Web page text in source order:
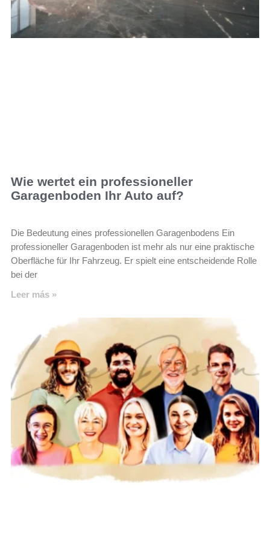
Wie wertet ein professioneller
Garagenboden Ihr Auto auf?
Die Bedeutung eines professionellen Garagenbodens Ein
professioneller Garagenboden ist mehr als nur eine praktische
Oberfläche für Ihr Fahrzeug. Er spielt eine entscheidende Rolle
bei der
Leer más »